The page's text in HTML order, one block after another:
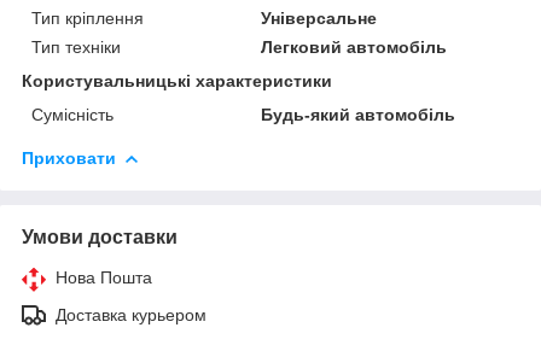
Тип кріплення
Універсальне
Тип техніки
Легковий автомобіль
Користувальницькі характеристики
Сумісність
Будь-який автомобіль
Приховати
Умови доставки
Нова Пошта
Доставка курьером